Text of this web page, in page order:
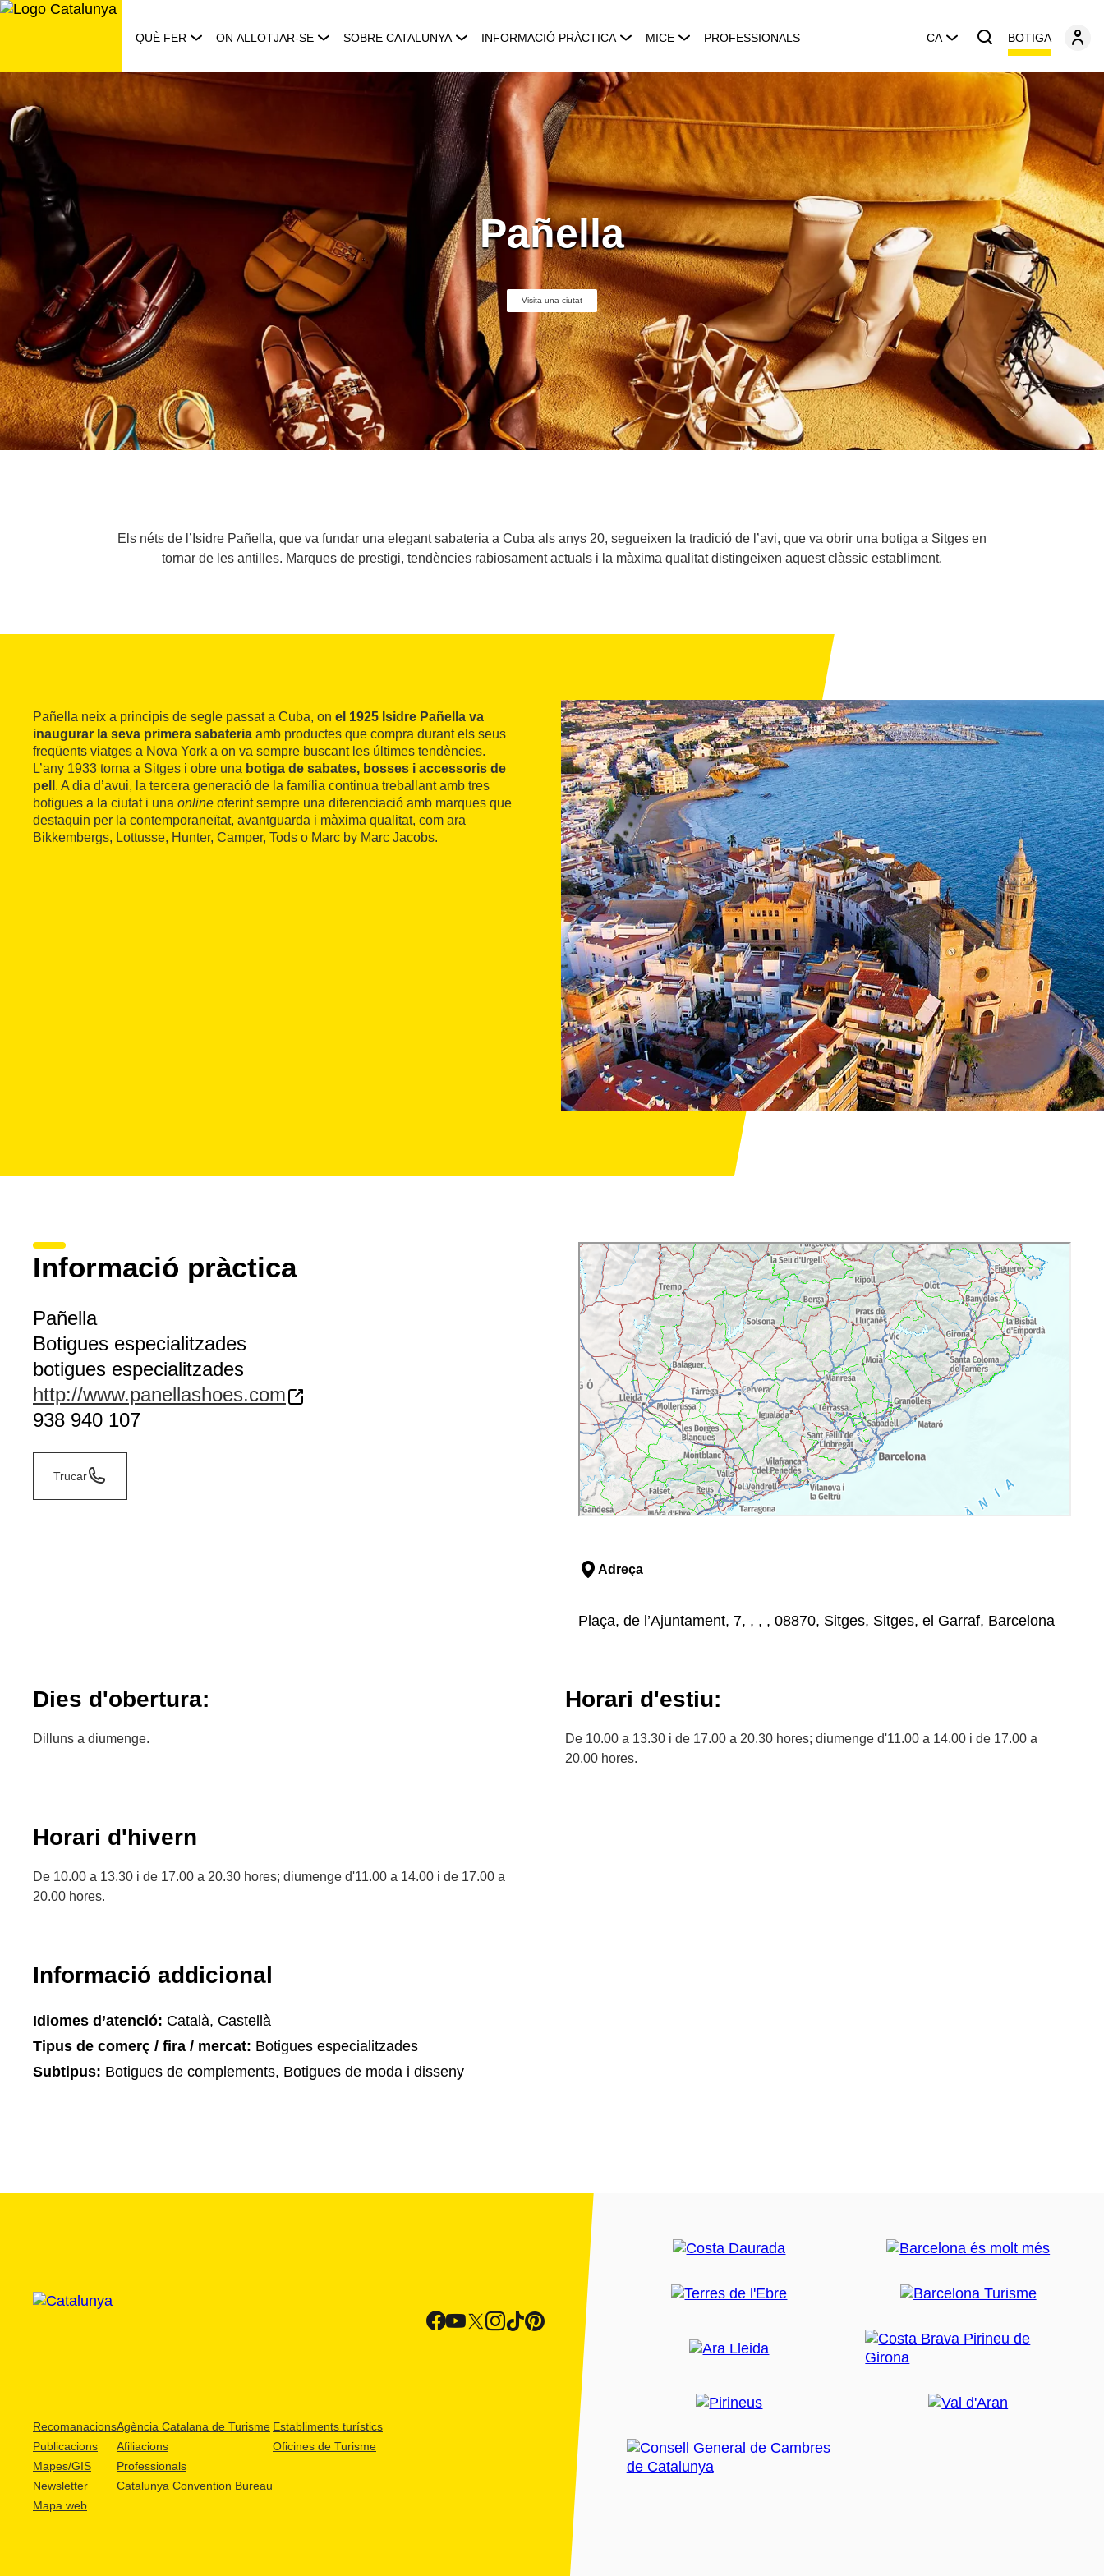
Saltar
QUÈ FER ON ALLOTJAR-SE SOBRE CATALUNYA INFORMACIÓ PRÀCTICA MICE PROFESSIONALS CA BOTIGA
Pañella
Visita una ciutat
Els néts de l’Isidre Pañella, que va fundar una elegant sabateria a Cuba als anys 20, segueixen la tradició de l’avi, que va obrir una botiga a Sitges en
tornar de les antilles. Marques de prestigi, tendències rabiosament actuals i la màxima qualitat distingeixen aquest clàssic establiment.
Pañella neix a principis de segle passat a Cuba, on el 1925 Isidre Pañella va
inaugurar la seva primera sabateria amb productes que compra durant els seus
freqüents viatges a Nova York a on va sempre buscant les últimes tendències.
L’any 1933 torna a Sitges i obre una botiga de sabates, bosses i accessoris de
pell . A dia d’avui, la tercera generació de la família continua treballant amb tres
botigues a la ciutat i una online oferint sempre una diferenciació amb marques que
destaquin per la contemporaneïtat, avantguarda i màxima qualitat, com ara
Bikkembergs, Lottusse, Hunter, Camper, Tods o Marc by Marc Jacobs.
Informació pràctica
Pañella
Botigues especialitzades
botigues especialitzades
http://www.panellashoes.com
938 940 107
Trucar
Adreça
Plaça, de l’Ajuntament, 7, , , , 08870, Sitges, Sitges, el Garraf, Barcelona
Dies d'obertura:
Dilluns a diumenge.
Horari d'estiu:
De 10.00 a 13.30 i de 17.00 a 20.30 hores; diumenge d'11.00 a 14.00 i de 17.00 a
20.00 hores.
Horari d'hivern
De 10.00 a 13.30 i de 17.00 a 20.30 hores; diumenge d'11.00 a 14.00 i de 17.00 a
20.00 hores.
Informació addicional
Idiomes d’atenció: Català, Castellà
Tipus de comerç / fira / mercat: Botigues especialitzades
Subtipus: Botigues de complements, Botigues de moda i disseny
Recomanacions
Publicacions
Mapes/GIS
Newsletter
Mapa web
Agència Catalana de Turisme
Afiliacions
Professionals
Catalunya Convention Bureau
Establiments turístics
Oficines de Turisme